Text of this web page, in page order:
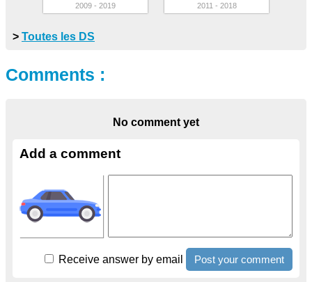
2009 - 2019 2011 - 2018
> Toutes les DS
Comments :
No comment yet
Add a comment
Receive answer by email